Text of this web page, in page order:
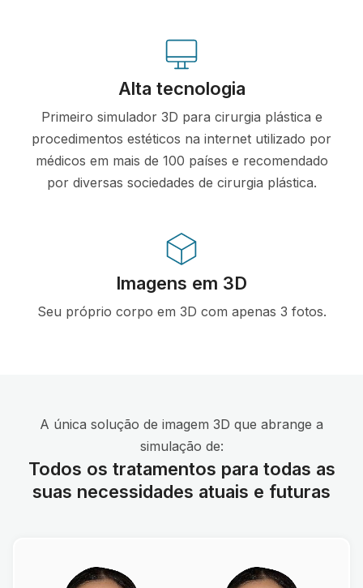
Alta tecnologia
Primeiro simulador 3D para cirurgia plástica e
procedimentos estéticos na internet utilizado por
médicos em mais de 100 países e recomendado
por diversas sociedades de cirurgia plástica.
Imagens em 3D
Seu próprio corpo em 3D com apenas 3 fotos.
A única solução de imagem 3D que abrange a
simulação de:
Todos os tratamentos para todas as
suas necessidades atuais e futuras